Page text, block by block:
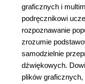
graficznych i
podręcznikowi
rozpoznawanie
zrozumie
samodzielnie
dźwiękowych.
plików